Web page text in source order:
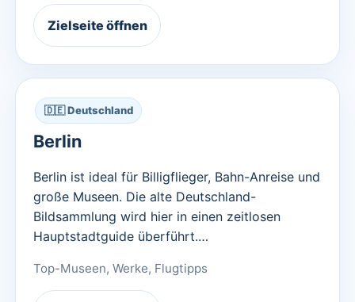
Zielseite öffnen
🇩🇪 Deutschland
Berlin
Berlin ist ideal für Billigflieger, Bahn-Anreise und
große Museen. Die alte Deutschland-
Bildsammlung wird hier in einen zeitlosen
Hauptstadtguide überführt.…
Top-Museen, Werke, Flugtipps